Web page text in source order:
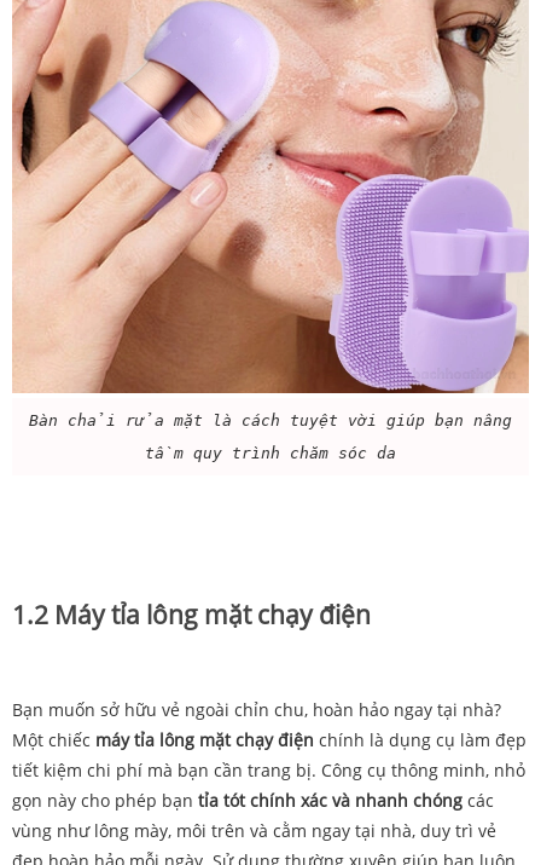
Bàn chải rửa mặt là cách tuyệt vời giúp bạn nâng
tầm quy trình chăm sóc da
1.2 Máy tỉa lông mặt chạy điện
Bạn muốn sở hữu vẻ ngoài chỉn chu, hoàn hảo ngay tại nhà?
Một chiếc máy tỉa lông mặt chạy điện chính là dụng cụ làm đẹp
tiết kiệm chi phí mà bạn cần trang bị. Công cụ thông minh, nhỏ
gọn này cho phép bạn tỉa tót chính xác và nhanh chóng các
vùng như lông mày, môi trên và cằm ngay tại nhà, duy trì vẻ